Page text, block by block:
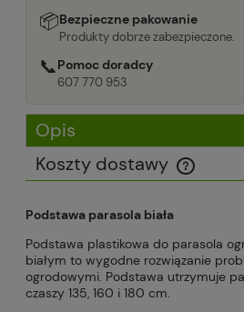
📦Bezpieczne pakowanie
Produkty dobrze zabezpieczone.
📞Pomoc doradcy
607 770 953
Opis
Koszty dostawy
Cena nie zawiera ewentualnych
Podstawa parasola biała
Podstawa plastikowa do parasola
białym to wygodne rozwiązanie
ogrodowymi. Podstawa utrzymuje
czaszy 135, 160 i 180 cm.